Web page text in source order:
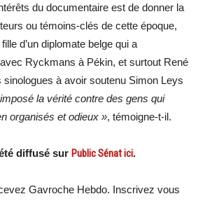
du documentaire est de donner la
ou témoins-clés de cette époque,
fille d’un diplomate belge qui a
Ryckmans à Pékin, et surtout René
sinologues à avoir soutenu Simon Leys
la vérité contre des gens qui
organisés et odieux », témoigne-t-il.
diffusé sur Public Sénat ici.
Gavroche Hebdo. Inscrivez vous